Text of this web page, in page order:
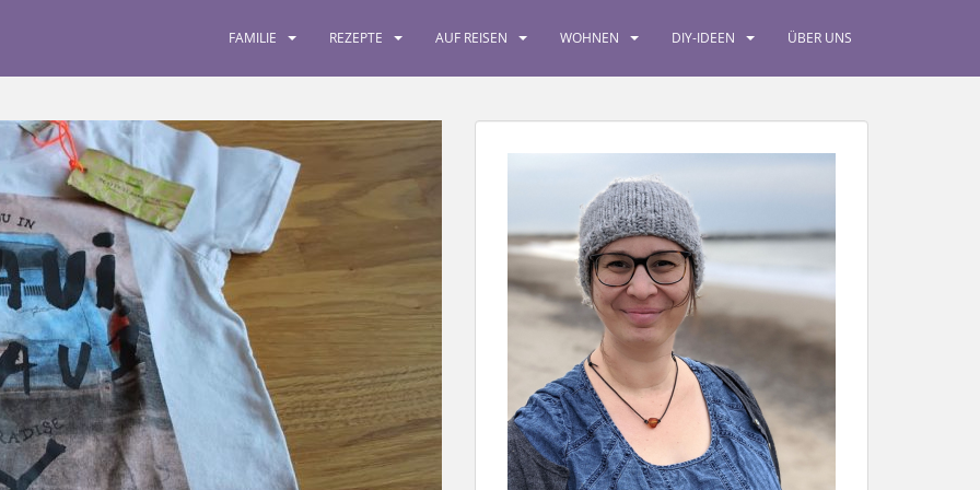
FAMILIE REZEPTE AUF REISEN WOHNEN DIY-IDEEN ÜBER UNS